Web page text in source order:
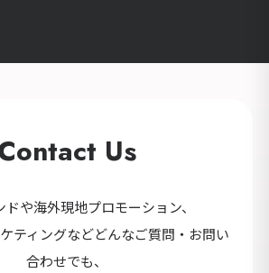
Us
や海外現地プロモーション、
ティングなどどんなご質問・お問い
合わせでも、